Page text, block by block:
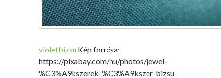
violetbizsu Kép forrása:
https://pixabay.com/hu/photos/jewel-
%C3%A9kszerek-%C3%A9kszer-bizsu-